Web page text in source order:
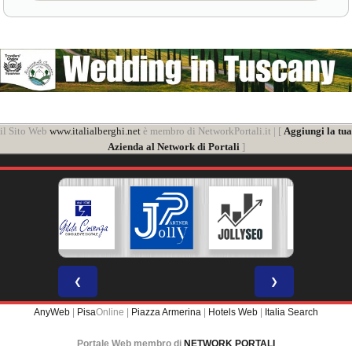
il Sito Web www.italialberghi.net è membro di NetworkPortali.it | [ Aggiungi la tua
Azienda al Network di Portali]
❮ ❯
AnyWeb PisaOnline | Piazza Armerina Hotels Web Italia Search
Portale Web membro di NETWORK PORTALI